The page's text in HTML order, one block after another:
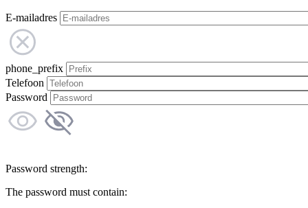
E-mailadres
phone_prefix
Telefoon
Password
Password strength:
The password must contain: